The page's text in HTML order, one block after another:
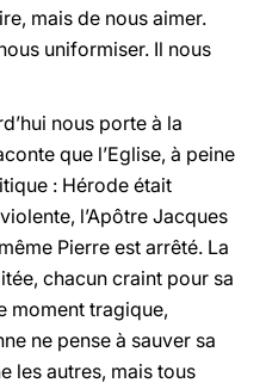
mais de nous aimer.
uniformiser. Il nous
nous porte à la
que l’Eglise, à peine
: Hérode était
l’Apôtre Jacques
Pierre est arrêté. La
chacun craint pour sa
moment tragique,
ne pense à sauver sa
les autres, mais tous